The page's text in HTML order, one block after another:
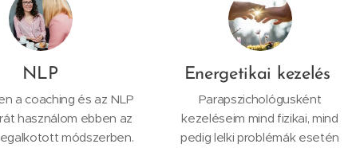
NLP
a coaching és az NLP
használom ebben az
módszerben.
Energetikai kezelés
Parapszichológusként
kezeléseim mind fizikai, mind
pedig lelki problémák esetén